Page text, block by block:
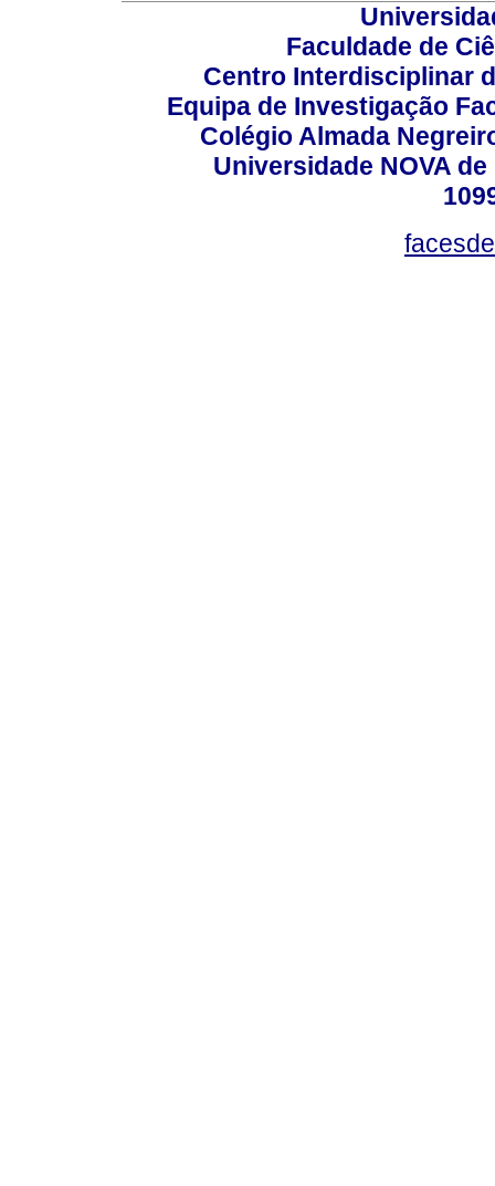
Faculdade de
Centro Interdisciplinar
Equipa de Investigação
Colégio Almada
Universidade NOVA